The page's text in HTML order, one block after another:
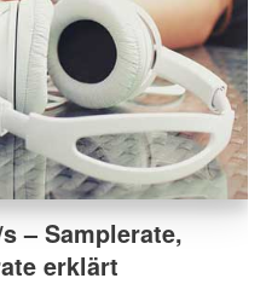
– Samplerate,
erklärt